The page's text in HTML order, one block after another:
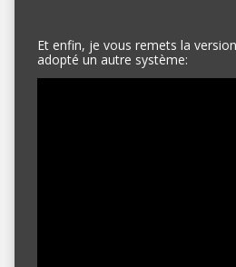
Et enfin, je vous remets la
adopté un autre système: